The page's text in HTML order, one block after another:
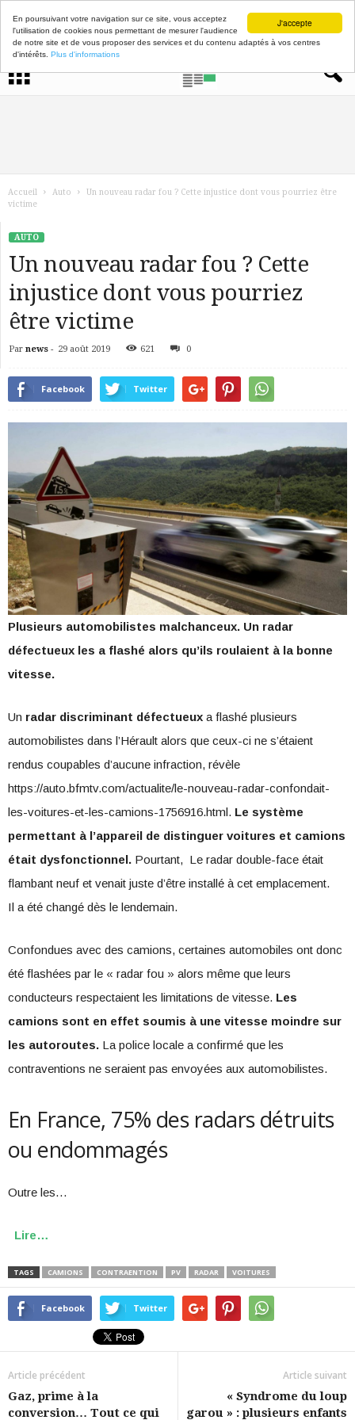
J'accepte
En poursuivant votre navigation sur ce site, vous acceptez
l'utilisation de cookies nous permettant de mesurer l'audience
de notre site et de vous proposer des services et du contenu adaptés à vos centres
d'intérêts. Plus d'informations
Accueil Auto
Un nouveau radar fou ? Cette injustice dont vous pourriez être
victime
AUTO
Un nouveau radar fou ? Cette
injustice dont vous pourriez
être victime
Par news - 29 août 2019 621 0
Facebook Twitter
Plusieurs automobilistes malchanceux. Un radar
défectueux les a flashé alors qu’ils roulaient à la bonne
vitesse.
Un radar discriminant défectueux a flashé plusieurs
automobilistes dans l’Hérault alors que ceux-ci ne s’étaient
rendus coupables d’aucune infraction, révèle
https://auto.bfmtv.com/actualite/le-nouveau-radar-confondait-
les-voitures-et-les-camions-1756916.html. Le système
permettant à l’appareil de distinguer voitures et camions
était dysfonctionnel. Pourtant, Le radar double-face était
flambant neuf et venait juste d’être installé à cet emplacement.
Il a été changé dès le lendemain.
Confondues avec des camions, certaines automobiles ont donc
été flashées par le « radar fou » alors même que leurs
conducteurs respectaient les limitations de vitesse. Les
camions sont en effet soumis à une vitesse moindre sur
les autoroutes. La police locale a confirmé que les
contraventions ne seraient pas envoyées aux automobilistes.
En France, 75% des radars détruits
ou endommagés
Outre les…
Lire…
TAGS CAMIONS CONTRAENTION PV RADAR VOITURES
Facebook Twitter
Article précédent
Gaz, prime à la
conversion… Tout ce qui
Article suivant
« Syndrome du loup
garou » : plusieurs enfants